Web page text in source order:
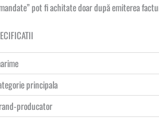
pot fi achitate doar după emiterea
principala
producator